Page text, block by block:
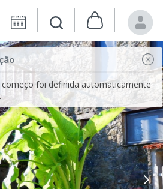
começo foi definida automaticamente